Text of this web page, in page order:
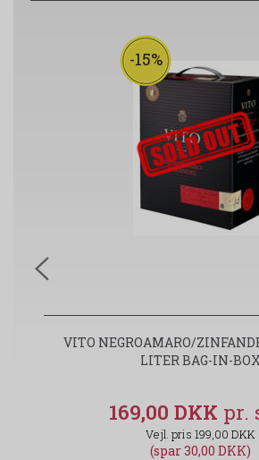
-15%
udsolgt-label
VITO NEGROAMARO/
LITER BAG-IN-BOX
169,00 DKK
199,00 DKK
(spar 30,00 DKK)